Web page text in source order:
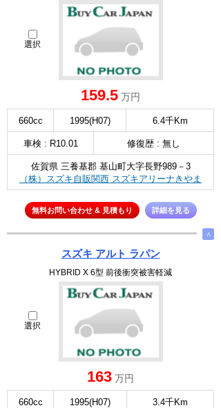
選択
159.5 万円
660cc 1995(H07) 6.4千Km
車検 : R10.01 修復歴 : 無し
佐賀県 三養基郡 基山町大字長野989－3
（株）スズキ自販関西 スズキアリーナきやま
無料お問い合わせ & 見積もり 詳細を見る
∧
スズキ アルト ラパン
HYBRID X 6型 前後衝突被害軽減
選択
163 万円
660cc 1995(H07) 3.4千Km